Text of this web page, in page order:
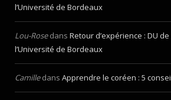
l’Université de Bordeaux
Lou-Rosedans Retour d’expérience : DU
l’Université de Bordeaux
Camilledans Apprendre le coréen : 5